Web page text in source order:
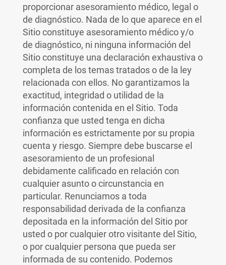
proporcionar asesoramiento médico, legal o
de diagnóstico. Nada de lo que aparece en el
Sitio constituye asesoramiento médico y/o
de diagnóstico, ni ninguna información del
Sitio constituye una declaración exhaustiva o
completa de los temas tratados o de la ley
relacionada con ellos. No garantizamos la
exactitud, integridad o utilidad de la
información contenida en el Sitio. Toda
confianza que usted tenga en dicha
información es estrictamente por su propia
cuenta y riesgo. Siempre debe buscarse el
asesoramiento de un profesional
debidamente calificado en relación con
cualquier asunto o circunstancia en
particular. Renunciamos a toda
responsabilidad derivada de la confianza
depositada en la información del Sitio por
usted o por cualquier otro visitante del Sitio,
o por cualquier persona que pueda ser
informada de su contenido. Podemos